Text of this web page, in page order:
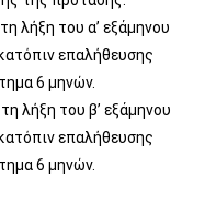
λήξη του α’ εξάμηνου
επαλήθευσης
6 μηνών.
λήξη του β’ εξάμηνου
επαλήθευσης
6 μηνών.